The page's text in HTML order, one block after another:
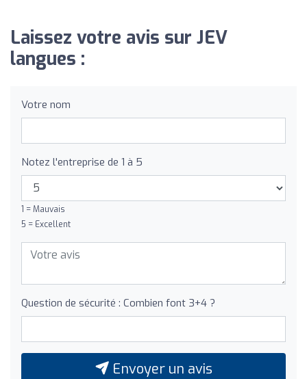
Laissez votre avis sur JEV
langues :
Votre nom
Notez l'entreprise de 1 à 5
1 = Mauvais
5 = Excellent
Question de sécurité : Combien font 3+4 ?
Envoyer un avis